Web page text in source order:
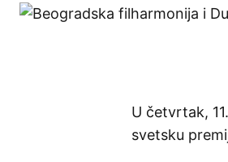
U četvrtak,
svetsku